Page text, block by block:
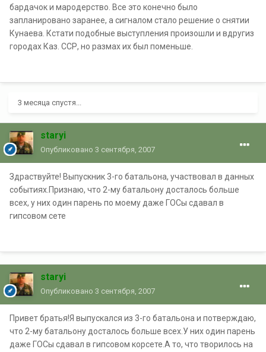
бардачок и мародерство. Все это конечно было
запланировано заранее, а сигналом стало решение о снятии
Кунаева. Кстати подобные выступления произошли и вдругиз
городах Каз. ССР, но размах их был поменьше.
3 месяца спустя...
staryi
Опубликовано 3 сентября, 2007
Здраствуйте! Выпускник 3-го батальона, участвовал в данных
событиях.Признаю, что 2-му батальону досталось больше
всех, у них один парень по моему даже ГОСы сдавал в
гипсовом сете
staryi
Опубликовано 3 сентября, 2007
Привет братья!Я выпускался из 3-го батальона и потверждаю,
что 2-му батальону досталось больше всех.У них один парень
даже ГОСы сдавал в гипсовом корсете.А то, что творилось на